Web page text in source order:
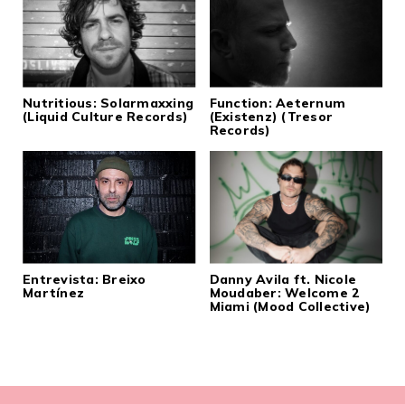
Nutritious: Solarmaxxing
(Liquid Culture Records)
Function: Aeternum
(Existenz) (Tresor
Records)
Entrevista: Breixo
Martínez
Danny Avila ft. Nicole
Moudaber: Welcome 2
Miami (Mood Collective)